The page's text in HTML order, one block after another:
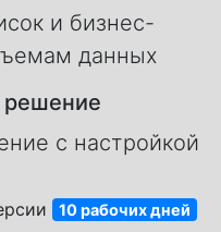
и бизнес-
данных
решение
с настройкой
10 рабочих дней